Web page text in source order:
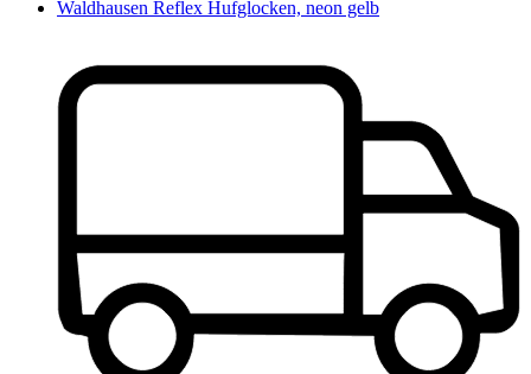
Waldhausen Reflex Hufglocken, neon gelb